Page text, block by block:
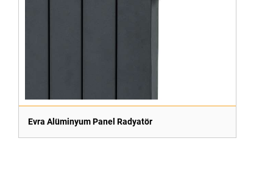
Evra Alüminyum Panel Radyatör